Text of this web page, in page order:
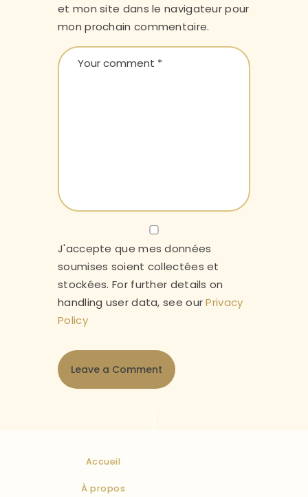
et mon site dans le navigateur pour
mon prochain commentaire.
J'accepte que mes données
soumises soient collectées et
stockées. For further details on
handling user data, see ourPrivacy
Policy
Accueil
À propos